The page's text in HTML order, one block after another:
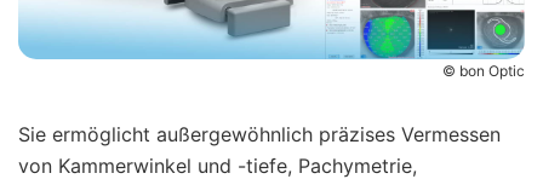
© bon Optic
Sie ermöglicht außergewöhnlich präzises Vermessen
von Kammerwinkel und -tiefe, Pachymetrie,